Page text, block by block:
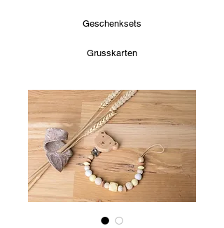
Geschenksets
Grusskarten